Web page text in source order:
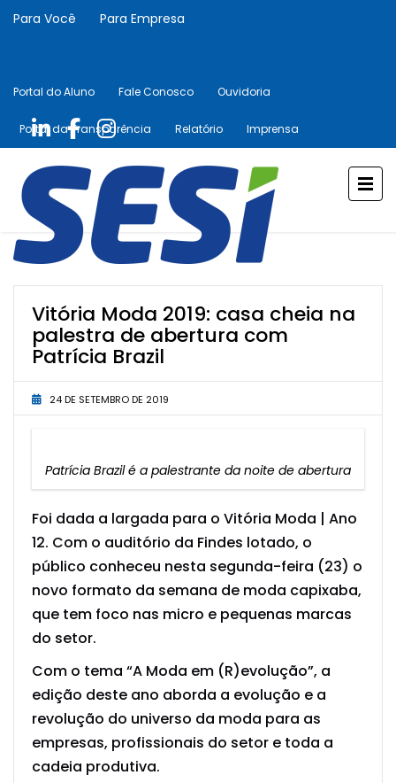
Para Você Para Empresa
Portal do Aluno Fale Conosco Ouvidoria
Portal da Transparência Relatório Imprensa
Vitória Moda 2019: casa cheia na
palestra de abertura com
Patrícia Brazil
24 DE SETEMBRO DE 2019
Patrícia Brazil é a palestrante da noite de abertura
Foi dada a largada para o Vitória Moda | Ano
12. Com o auditório da Findes lotado, o
público conheceu nesta segunda-feira (23) o
novo formato da semana de moda capixaba,
que tem foco nas micro e pequenas marcas
do setor.
Com o tema “A Moda em (R)evolução”, a
edição deste ano aborda a evolução e a
revolução do universo da moda para as
empresas, profissionais do setor e toda a
cadeia produtiva.